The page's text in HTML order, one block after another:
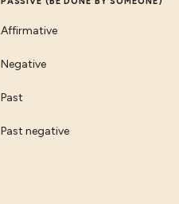
Affirmative
Negative
Past
Past negative